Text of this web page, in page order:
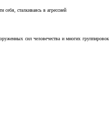
сталкиваясь в агрессией
сил человечества и многих